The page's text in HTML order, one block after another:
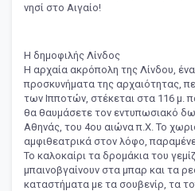
νησί στο Αιγαίο!
Η δημοφιλής Λίνδος
Η αρχαία ακρόπολη της Λίνδου,
προσκυνήματα της αρχαιότητας,
των Ιπποτών, στέκεται στα 116
θα θαυμάσετε τον εντυπωσιακό
Αθηνάς, του 4ου αιώνα π.Χ. Το
αμφιθεατρικά στον λόφο,
Το καλοκαίρι τα δρομάκια του
μπαινοβγαίνουν στα μπαρ και τα
καταστήματα με τα σουβενίρ, τα